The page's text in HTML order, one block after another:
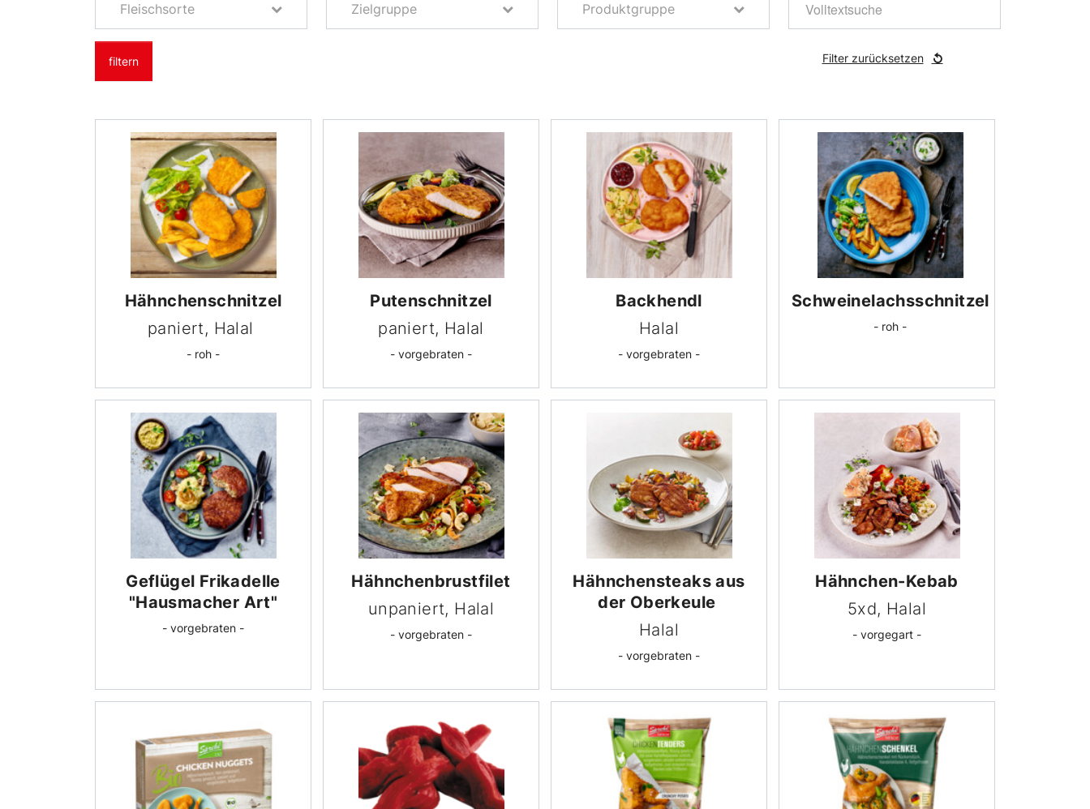
Fleischsorte Zielgruppe Produktgruppe
filtern Filter zurücksetzen
Hähnchen­schnitzel
paniert, Halal
- roh -
Puten­schnitzel
paniert, Halal
- vorgebraten -
Backhendl
Halal
- vorgebraten -
Schweinelachsschnitzel
- roh -
Geflügel Frikadelle
"Hausmacher Art"
- vorgebraten -
Hähnchen­brust­filet
unpaniert, Halal
- vorgebraten -
Hähnchen­steaks aus
der Oberkeule
Halal
- vorgebraten -
Hähnchen-Kebab
5xd, Halal
- vorgegart -